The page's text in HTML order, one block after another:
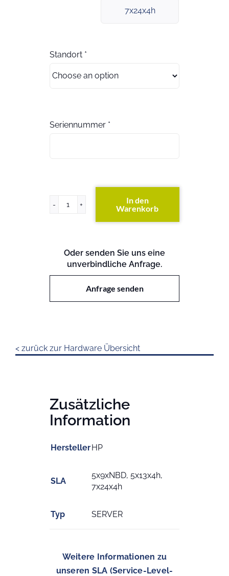
7x24x4h
Standort *
Seriennummer *
ProLiant
In den
Warenkorb
Oder senden Sie uns eine
unverbindliche Anfrage.
Anfrage senden
< zurück zur Hardware Übersicht
Zusätzliche
Information
HerstellerHP
SLA
5x9xNBD, 5x13x4h,
7x24x4h
Typ SERVER
Weitere Informationen zu
unseren SLA (Service-Level-